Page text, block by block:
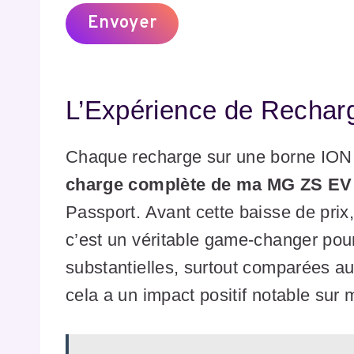
L’Expérience de
Chaque recharge sur une borne
charge complète de ma MG ZS
Passport. Avant cette baisse de
c’est un véritable game-changer
substantielles, surtout comparées
cela a un impact positif notable sur